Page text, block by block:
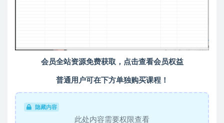
会员全站资源免费获取，点击查看会员权益
普通用户可在下方单独购买课程！
隐藏内容
此处内容需要权限查看